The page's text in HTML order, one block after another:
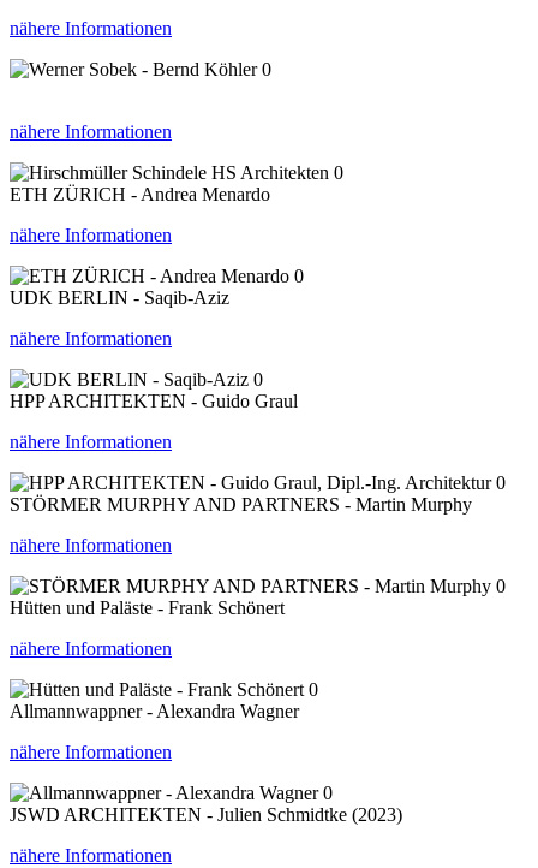
nähere Informationen
0
nähere Informationen
0
ETH ZÜRICH - Andrea Menardo
nähere Informationen
0
UDK BERLIN - Saqib-Aziz
nähere Informationen
0
HPP ARCHITEKTEN - Guido Graul
nähere Informationen
0
STÖRMER MURPHY AND PARTNERS - Martin Murphy
nähere Informationen
0
Hütten und Paläste - Frank Schönert
nähere Informationen
0
Allmannwappner - Alexandra Wagner
nähere Informationen
0
JSWD ARCHITEKTEN - Julien Schmidtke (2023)
nähere Informationen